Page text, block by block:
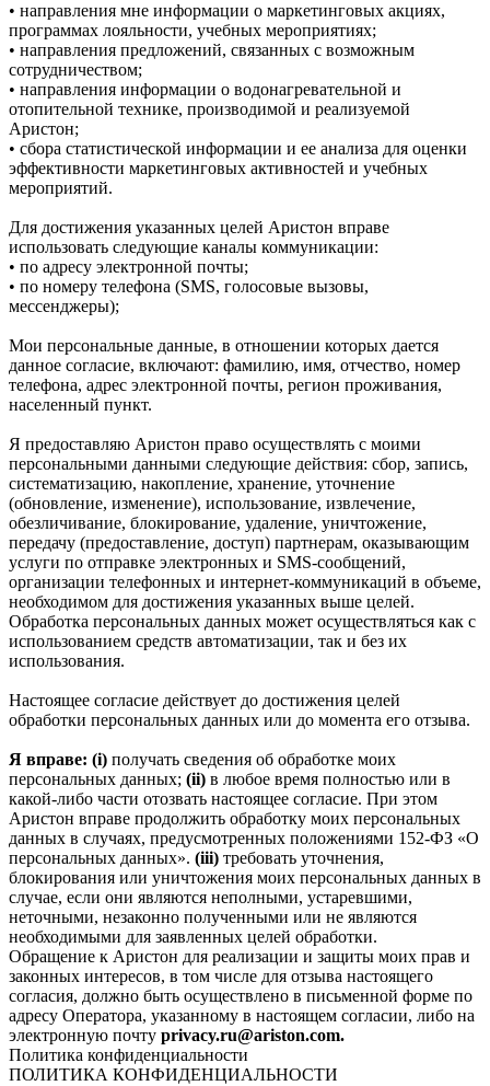
• направления мне информации о маркетинговых акциях,
программах лояльности, учебных мероприятиях;
• направления предложений, связанных с возможным
сотрудничеством;
• направления информации о водонагревательной и
отопительной технике, производимой и реализуемой
Аристон;
• сбора статистической информации и ее анализа для оценки
эффективности маркетинговых активностей и учебных
мероприятий.
Для достижения указанных целей Аристон вправе
использовать следующие каналы коммуникации:
• по адресу электронной почты;
• по номеру телефона (SMS, голосовые вызовы,
мессенджеры);
Мои персональные данные, в отношении которых дается
данное согласие, включают: фамилию, имя, отчество, номер
телефона, адрес электронной почты, регион проживания,
населенный пункт.
Я предоставляю Аристон право осуществлять с моими
персональными данными следующие действия: сбор, запись,
систематизацию, накопление, хранение, уточнение
(обновление, изменение), использование, извлечение,
обезличивание, блокирование, удаление, уничтожение,
передачу (предоставление, доступ) партнерам, оказывающим
услуги по отправке электронных и SMS‑сообщений,
организации телефонных и интернет‑коммуникаций в объеме,
необходимом для достижения указанных выше целей.
Обработка персональных данных может осуществляться как с
использованием средств автоматизации, так и без их
использования.
Настоящее согласие действует до достижения целей
обработки персональных данных или до момента его отзыва.
Я вправе: (i) получать сведения об обработке моих
персональных данных; (ii) в любое время полностью или в
какой-либо части отозвать настоящее согласие. При этом
Аристон вправе продолжить обработку моих персональных
данных в случаях, предусмотренных положениями 152-ФЗ «О
персональных данных». (iii) требовать уточнения,
блокирования или уничтожения моих персональных данных в
случае, если они являются неполными, устаревшими,
неточными, незаконно полученными или не являются
необходимыми для заявленных целей обработки.
Обращение к Аристон для реализации и защиты моих прав и
законных интересов, в том числе для отзыва настоящего
согласия, должно быть осуществлено в письменной форме по
адресу Оператора, указанному в настоящем согласии, либо на
электронную почту privacy.ru@ariston.com.
Политика конфиденциальности
ПОЛИТИКА КОНФИДЕНЦИАЛЬНОСТИ